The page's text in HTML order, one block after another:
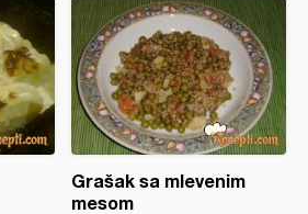
Grašak sa mlevenim
mesom